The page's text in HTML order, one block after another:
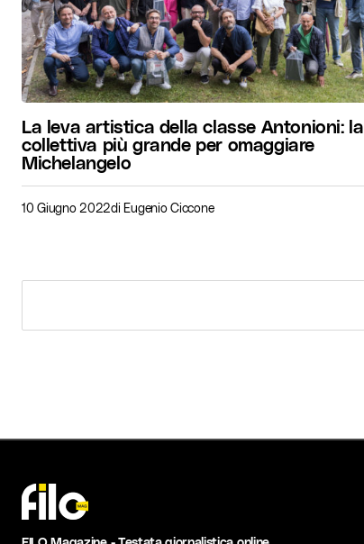
La leva artistica della classe Antonioni: la
collettiva più grande per omaggiare
Michelangelo
10 Giugno 2022di Eugenio Ciccone